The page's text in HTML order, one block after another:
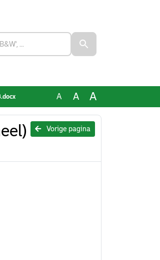
A A A
Vorige pagina